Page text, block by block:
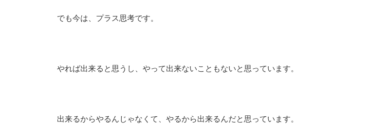
でも今は、プラス思考です。
やれば出来ると思うし、やって出来ないこともないと思っています。
出来るからやるんじゃなくて、やるから出来るんだと思っています。